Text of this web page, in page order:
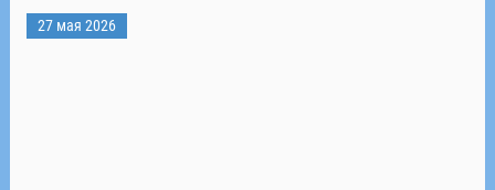
27 мая 2026